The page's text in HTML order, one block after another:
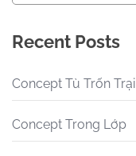
Recent Posts
Concept Tù Trốn Trại
Concept Trong Lớp